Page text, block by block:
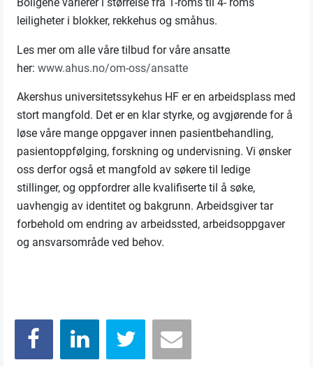
Boligene varierer i størrelse fra 1-roms til 4- roms
leiligheter i blokker, rekkehus og småhus.
Les mer om alle våre tilbud for våre ansatte
her:www.ahus.no/om-oss/ansatte
Akershus universitetssykehus HF er en arbeidsplass med
stort mangfold. Det er en klar styrke, og avgjørende for å
løse våre mange oppgaver innen pasientbehandling,
pasientoppfølging, forskning og undervisning. Vi ønsker
oss derfor også et mangfold av søkere til ledige
stillinger, og oppfordrer alle kvalifiserte til å søke,
uavhengig av identitet og bakgrunn. Arbeidsgiver tar
forbehold om endring av arbeidssted, arbeidsoppgaver
og ansvarsområde ved behov.